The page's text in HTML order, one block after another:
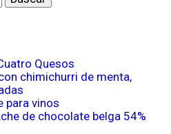
Quesos
chimichurri de menta,
para vinos
de chocolate belga 54%